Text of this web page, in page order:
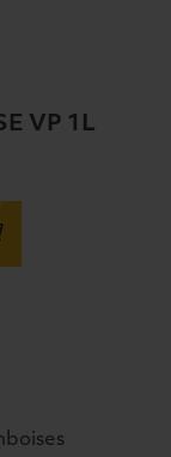
VP 1L